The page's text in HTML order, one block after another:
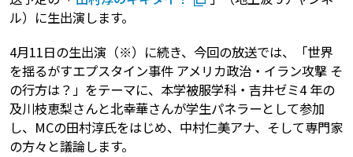
ル）に生出演します。
4月11日の生出演（※）に続き、今回の放送では、「世界
を揺るがすエプスタイン事件 アメリカ政治・イラン攻撃 そ
の行方は？」をテーマに、本学被服学科・吉井ゼミ4 年の
及川枝恵梨さんと北幸華さんが学生パネラーとして参加
し、MCの田村淳氏をはじめ、中村仁美アナ、そして専門家
の方々と議論します。